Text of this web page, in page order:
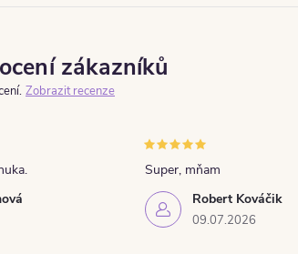
zákazníků
Zobrazit recenze
Robert Kováčik
09.07.2026
Super, mňam